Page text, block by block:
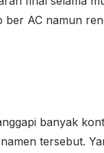
ber AC namun
banyak
tersebut.